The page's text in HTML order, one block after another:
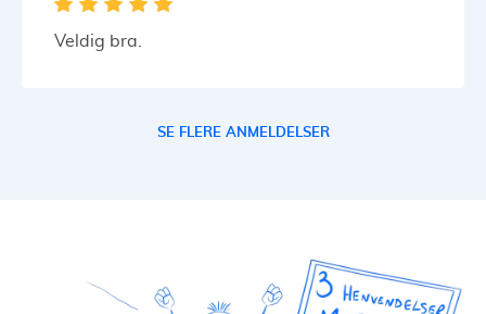
Veldig bra.
SE FLERE ANMELDELSER